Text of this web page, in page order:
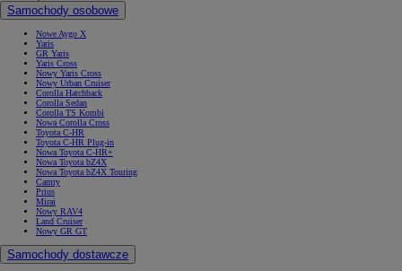
Samochody osobowe
Nowe Aygo X
Yaris
GR Yaris
Yaris Cross
Nowy Yaris Cross
Nowy Urban Cruiser
Corolla Hatchback
Corolla Sedan
Corolla TS Kombi
Nowa Corolla Cross
Toyota C-HR
Toyota C-HR Plug-in
Nowa Toyota C-HR+
Nowa Toyota bZ4X
Nowa Toyota bZ4X Touring
Camry
Prius
Mirai
Nowy RAV4
Land Cruiser
Nowy GR GT
Samochody dostawcze